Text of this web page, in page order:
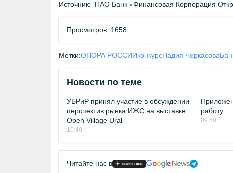
Источник: ПАО Банк «Финансовая Корпорация
Просмотров: 1658
Метки:ОПОРА РОССИИконкурсНадия Черкасова
Новости по теме
УБРиР принял участие в обсуждении
перспектив рынка ИЖС на выставке
Open Village Ural
10:40
работу
09:50
Читайте нас в